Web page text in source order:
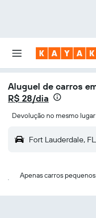
Aluguel de carros
R$ 28/dia
Devolução no mesmo lugar
Fort Lauderdale,
Apenas carros pequenos